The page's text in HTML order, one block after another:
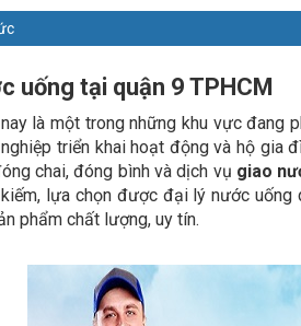
uống tại quận 9 TPHCM
là một trong những khu vực đang
triển khai hoạt động và hộ gia
chai, đóng bình và dịch vụ giao
lựa chọn được đại lý nước
phẩm chất lượng, uy tín.